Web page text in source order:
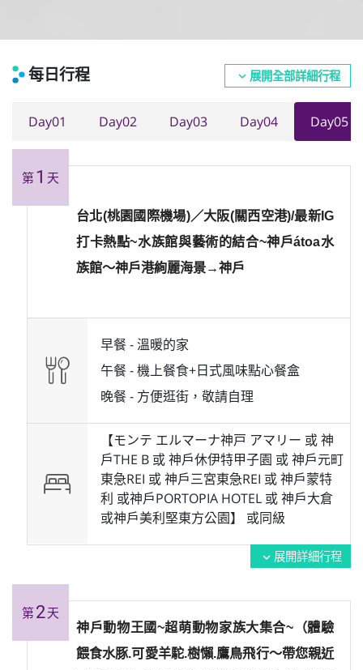
每日行程 expand_more 展開全部詳細行程
Day01 Day02 Day03 Day04 Day05
第1 天
台北(桃園國際機場)／大阪(關西空港)/最新IG
打卡熱點~水族館與藝術的結合~神戶átoa水
族館～神戶港絢麗海景→神戶
早餐 - 溫暖的家
午餐 -機上餐食+日式風味點心餐盒
晚餐 - 方便逛街，敬請自理
【モンテ エルマーナ神戸 アマリー 或 神
戶THE B 或 神戶休伊特甲子園 或 神戶元町
東急REI 或 神戶三宮東急REI 或 神戶蒙特
利 或神戶PORTOPIA HOTEL 或 神戶大倉
或神戶美利堅東方公園】 或同級
expand_more 展開詳細行程
第2天
神戶動物王國~超萌動物家族大集合~（體驗
餵食水豚.可愛羊駝.樹懶.鷹鳥飛行～帶您親近